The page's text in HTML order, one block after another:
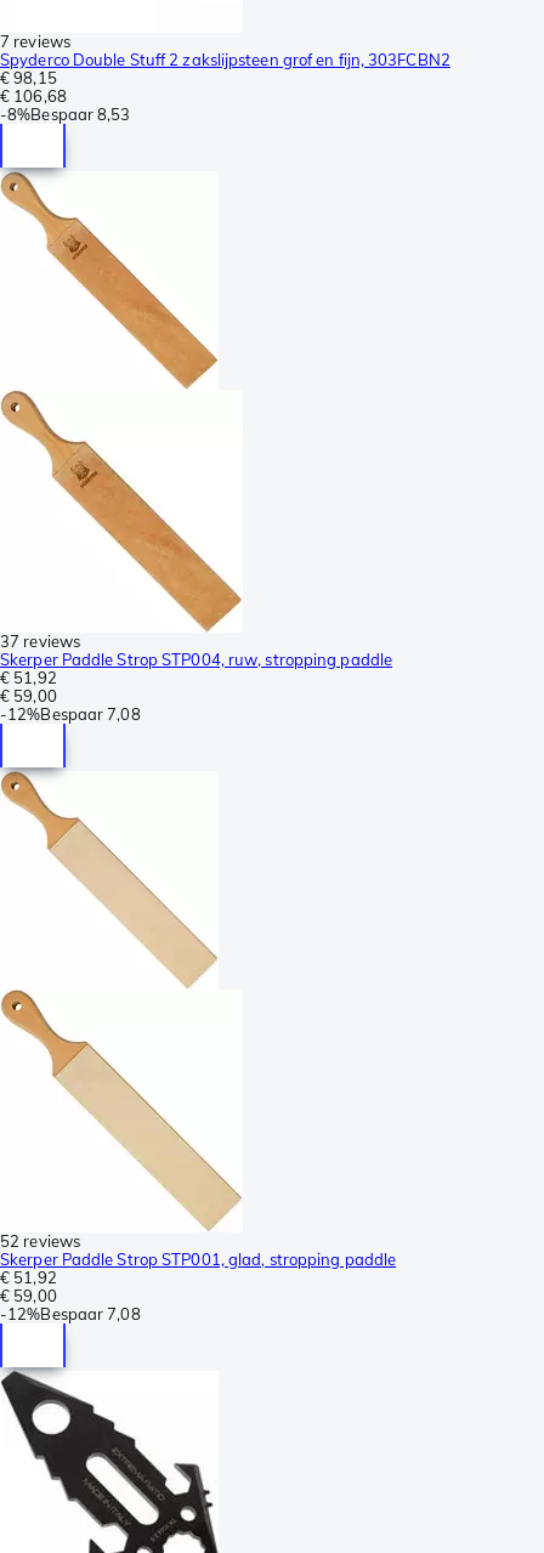
7 reviews
Spyderco Double Stuff 2 zakslijpsteen grof en fijn, 303FCBN2
€ 98,15
€ 106,68
-8%Bespaar8,53
37 reviews
Skerper Paddle Strop STP004, ruw, stropping paddle
€ 51,92
€ 59,00
-12%Bespaar 7,08
52 reviews
Skerper Paddle Strop STP001, glad, stropping paddle
€ 51,92
€ 59,00
-12%Bespaar 7,08